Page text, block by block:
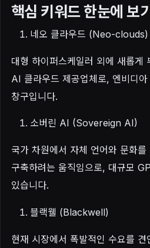
핵심 키워드 한눈에 보기
네오 클라우드 (Neo-clouds)
대형 하이퍼스케일러 외에 새롭게
AI 클라우드 제공업체로, 엔비디
창구입니다.
소버린 AI (Sovereign AI)
국가 차원에서 자체 언어와 문화
구축하려는 움직임으로, 대규모
있습니다.
블랙웰 (Blackwell)
현재 시장에서 폭발적인 수요를 견